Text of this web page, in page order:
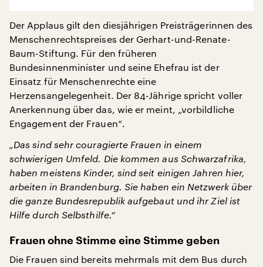
Der Applaus gilt den diesjährigen Preisträgerinnen des
Menschenrechtspreises der Gerhart-und-Renate-
Baum-Stiftung. Für den früheren
Bundesinnenminister und seine Ehefrau ist der
Einsatz für Menschenrechte eine
Herzensangelegenheit. Der 84-Jährige spricht voller
Anerkennung über das, wie er meint, „vorbildliche
Engagement der Frauen“.
„Das sind sehr couragierte Frauen in einem
schwierigen Umfeld. Die kommen aus Schwarzafrika,
haben meistens Kinder, sind seit einigen Jahren hier,
arbeiten in Brandenburg. Sie haben ein Netzwerk über
die ganze Bundesrepublik aufgebaut und ihr Ziel ist
Hilfe durch Selbsthilfe.“
Frauen ohne Stimme eine Stimme geben
Die Frauen sind bereits mehrmals mit dem Bus durch